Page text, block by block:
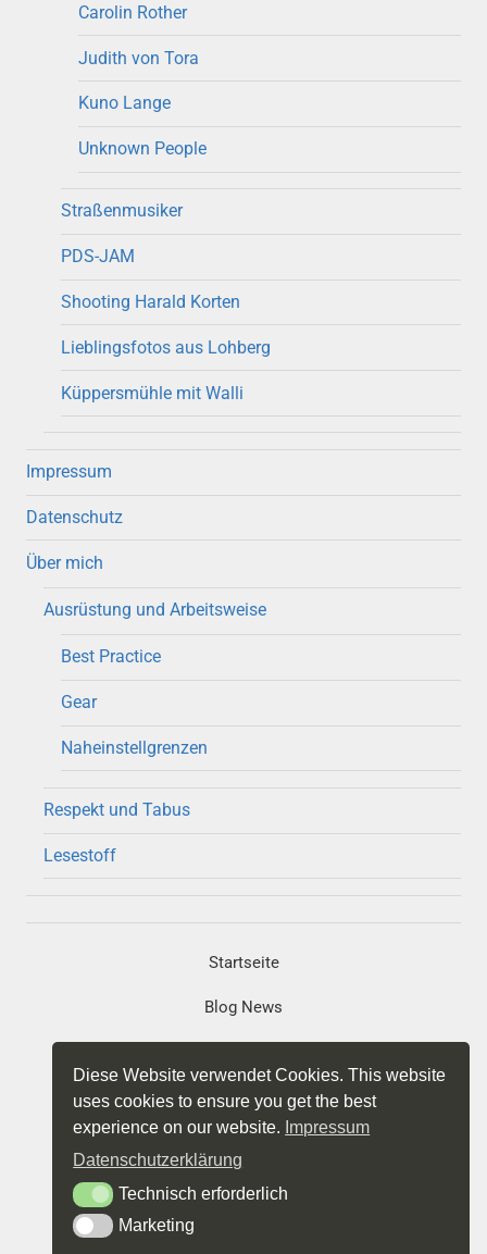
Carolin Rother
Judith von Tora
Kuno Lange
Unknown People
Straßenmusiker
PDS-JAM
Shooting Harald Korten
Lieblingsfotos aus Lohberg
Küppersmühle mit Walli
Impressum
Datenschutz
Über mich
Ausrüstung und Arbeitsweise
Best Practice
Gear
Naheinstellgrenzen
Respekt und Tabus
Lesestoff
Startseite
Blog News
Projekte
Datenschutz
Diese Website verwendet Cookies. This website
uses cookies to ensure you get the best
experience on our website. Impressum
Datenschutzerklärung
Technisch erforderlich
Technisch erforderlich
MarketingMarketing